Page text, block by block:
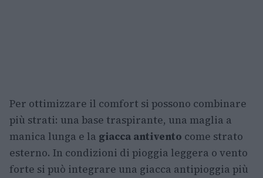
Per ottimizzare il comfort si possono combinare
più strati: una base traspirante, una maglia a
manica lunga e la giacca antivento come strato
esterno. In condizioni di pioggia leggera o vento
forte si può integrare una giacca antipioggia più